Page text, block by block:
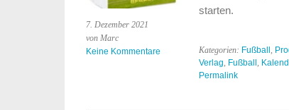
7. Dezember 2021
von Marc
Keine Kommentare
starten.
Kategorien: Fußball,
Verlag, Fußball,
Permalink